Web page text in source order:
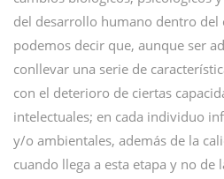
del desarrollo humano dentro del
podemos decir que, aunque ser
conllevar una serie de
con el deterioro de ciertas
intelectuales; en cada individuo
y/o ambientales, además de la
cuando llega a esta etapa y no de